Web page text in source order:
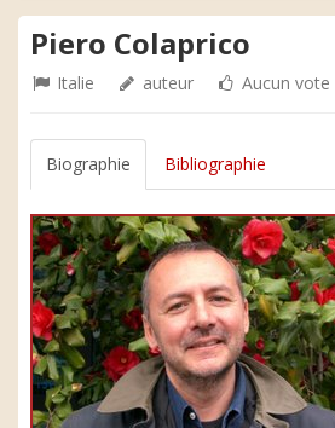
Piero Colaprico
Italie auteur Aucun vote
Biographie Bibliographie